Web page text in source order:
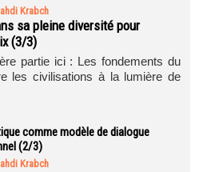
Krabch
sa pleine diversité pour
(3/3)
partie ici : Les fondements du
les civilisations à la lumière de
comme modèle de dialogue
(2/3)
Krabch